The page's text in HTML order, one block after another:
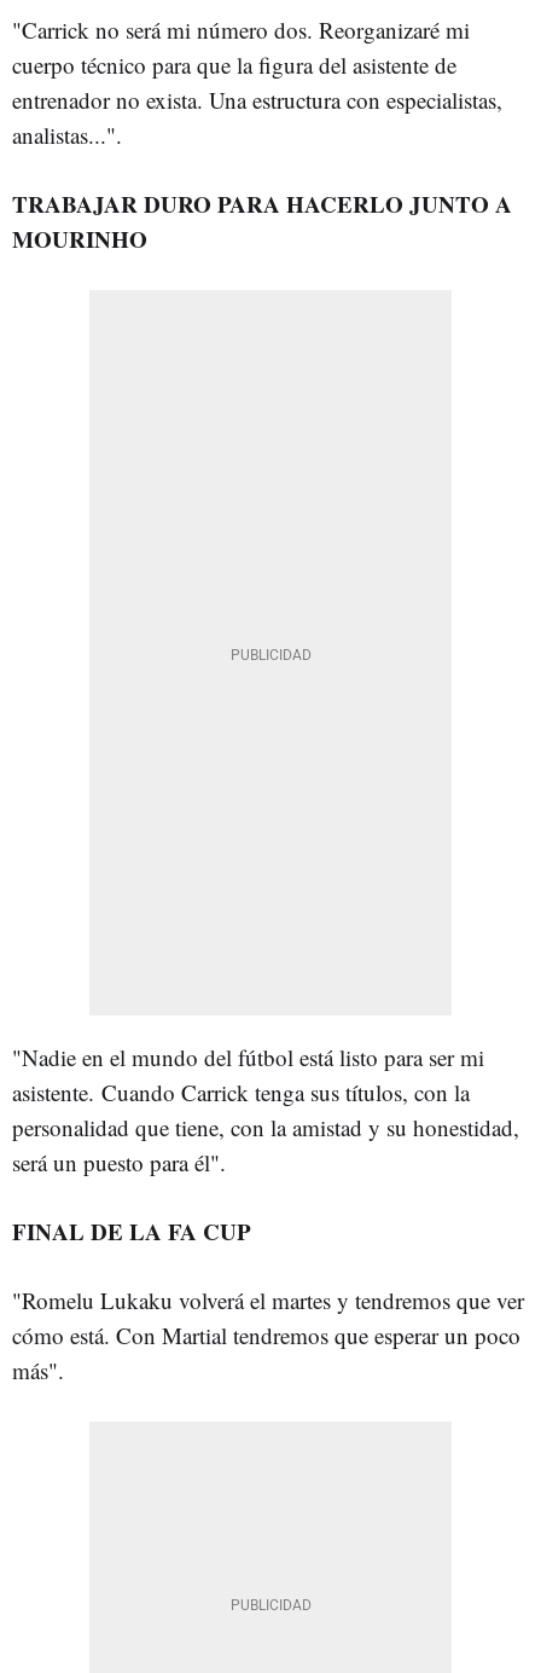
"Carrick no será mi número dos. Reorganizaré mi
cuerpo técnico para que la figura del asistente de
entrenador no exista. Una estructura con especialistas,
analistas...".
TRABAJAR DURO PARA HACERLO JUNTO A
MOURINHO
"Nadie en el mundo del fútbol está listo para ser mi
asistente. Cuando Carrick tenga sus títulos, con la
personalidad que tiene, con la amistad y su honestidad,
será un puesto para él".
FINAL DE LA FA CUP
"Romelu Lukaku volverá el martes y tendremos que ver
cómo está. Con Martial tendremos que esperar un poco
más".